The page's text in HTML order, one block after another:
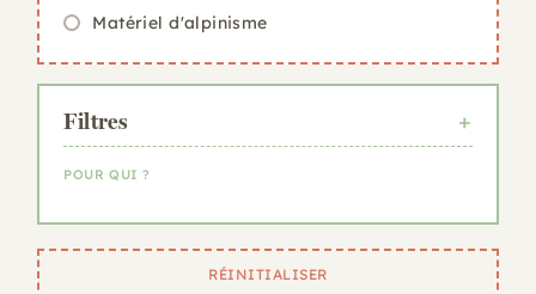
Matériel d'alpinisme
Filtres
POUR QUI ?
Femme
Homme
RÉINITIALISER